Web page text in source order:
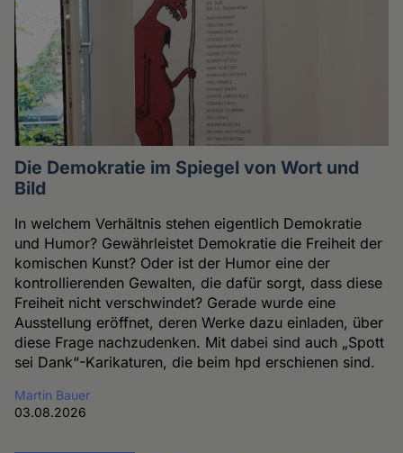
Die Demokratie im Spiegel von Wort und
Bild
In welchem Verhältnis stehen eigentlich Demokratie
und Humor? Gewährleistet Demokratie die Freiheit der
komischen Kunst? Oder ist der Humor eine der
kontrollierenden Gewalten, die dafür sorgt, dass diese
Freiheit nicht verschwindet? Gerade wurde eine
Ausstellung eröffnet, deren Werke dazu einladen, über
diese Frage nachzudenken. Mit dabei sind auch „Spott
sei Dank“-Karikaturen, die beim hpd erschienen sind.
Martin Bauer
03.08.2026